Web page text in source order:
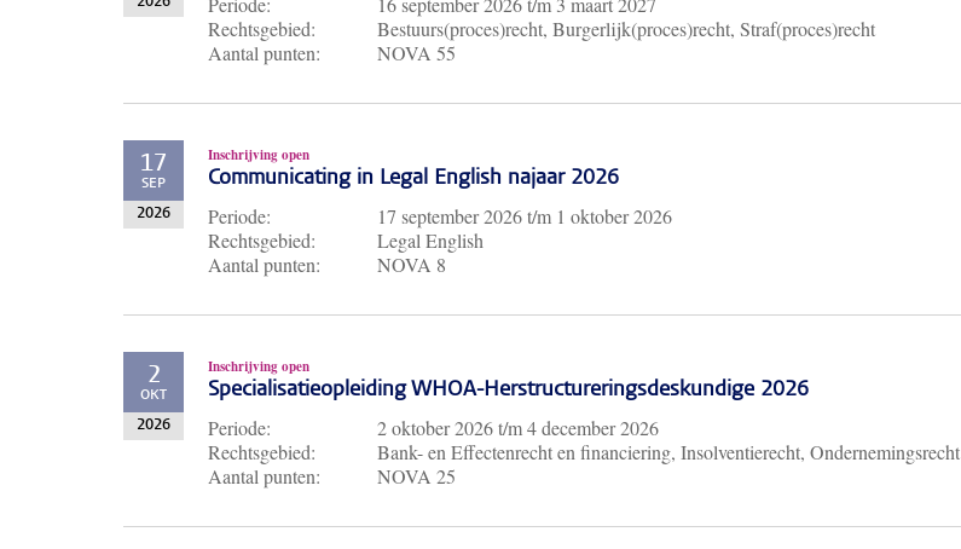
Rechtsgebied:
Bestuurs(proces)recht, Burgerlijk(proces)recht, Straf(proces)recht
Aantal punten:
NOVA 55
17
SEP
2026
Inschrijving open
Communicating in Legal English najaar 2026
Periode: 17 september 2026t/m 1 oktober 2026
Rechtsgebied:
Legal English
Aantal punten:
NOVA 8
2
OKT
2026
Inschrijving open
Specialisatieopleiding WHOA-Herstructureringsdeskundige 2026
Periode: 2 oktober 2026t/m4 december 2026
Rechtsgebied:
Bank- en Effectenrecht en financiering, Insolventierecht, Ondernemingsrecht
Aantal punten:
NOVA 25